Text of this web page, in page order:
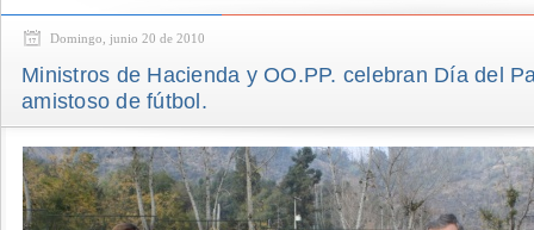
Domingo, junio 20 de 2010
Ministros de Hacienda y OO.PP. celebran Día del
amistoso de fútbol.